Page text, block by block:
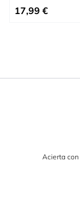
17,99 €
Acierta con